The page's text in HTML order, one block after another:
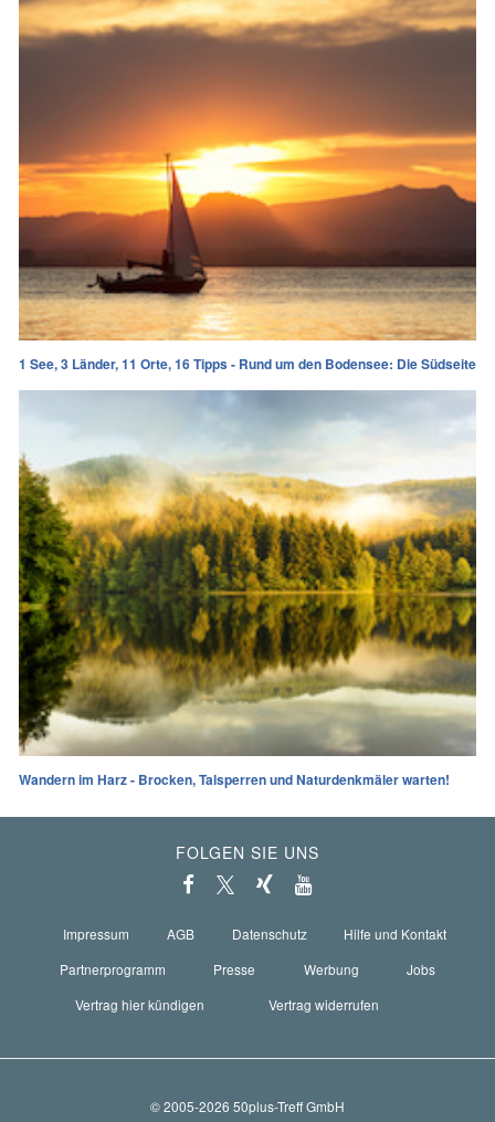
1 See, 3 Länder, 11 Orte, 16 Tipps - Rund um den Bodensee: Die Südseite
Wandern im Harz - Brocken, Talsperren und Naturdenkmäler warten!
FOLGEN SIE UNS
Impressum AGB Datenschutz
Hilfe und Kontakt
Partnerprogramm
Presse Werbung
Jobs
Vertrag hier kündigen
Vertrag widerrufen
© 2005-2026 50plus-Treff GmbH